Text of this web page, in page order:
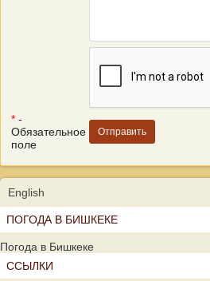
* -
Обязательное
поле
English
ПОГОДА В БИШКЕКЕ
Погода в Бишкеке
ССЫЛКИ